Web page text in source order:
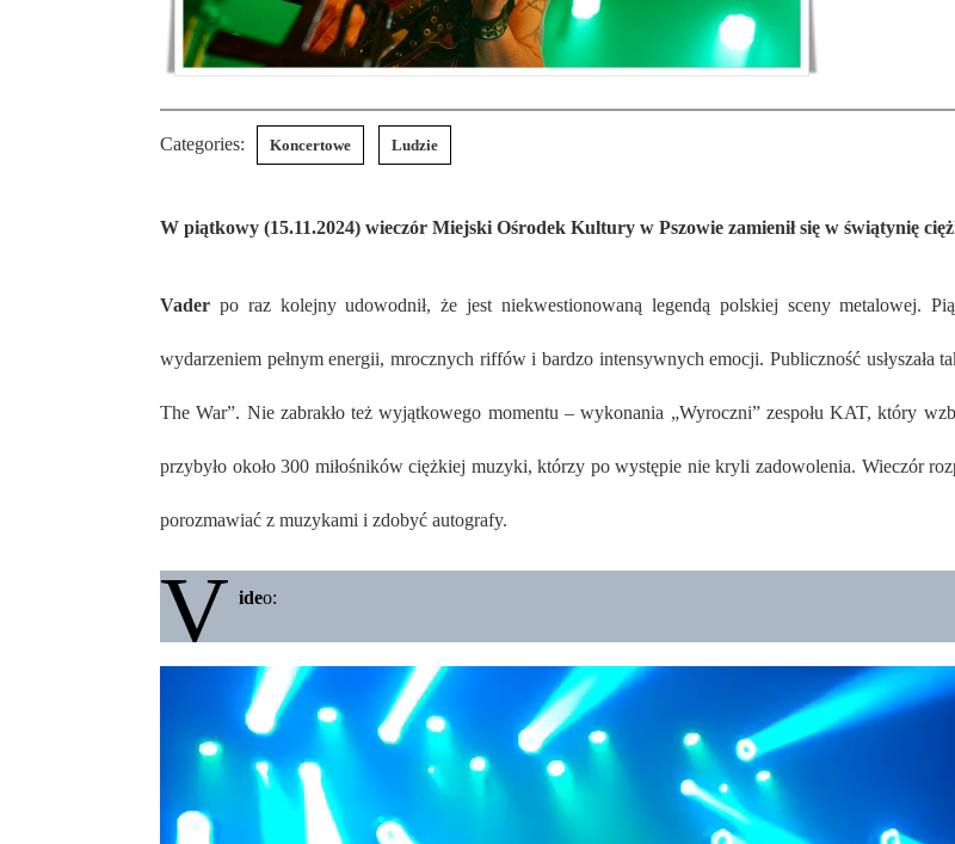
Categories: Koncertowe Ludzie
W piątkowy (15.11.2024) wieczór Miejski Ośrodek Kultury w Pszowie zamienił się w świątynię
Vader po raz kolejny udowodnił, że jest niekwestionowaną legendą polskiej sceny metalowej.
wydarzeniem pełnym energii, mrocznych riffów i bardzo intensywnych emocji. Publiczność
The War”. Nie zabrakło też wyjątkowego momentu – wykonania „Wyroczni” zespołu KAT, który
przybyło około 300 miłośników ciężkiej muzyki, którzy po występie nie kryli zadowolenia. Wieczór
porozmawiać z muzykami i zdobyć autografy.
V ideo: